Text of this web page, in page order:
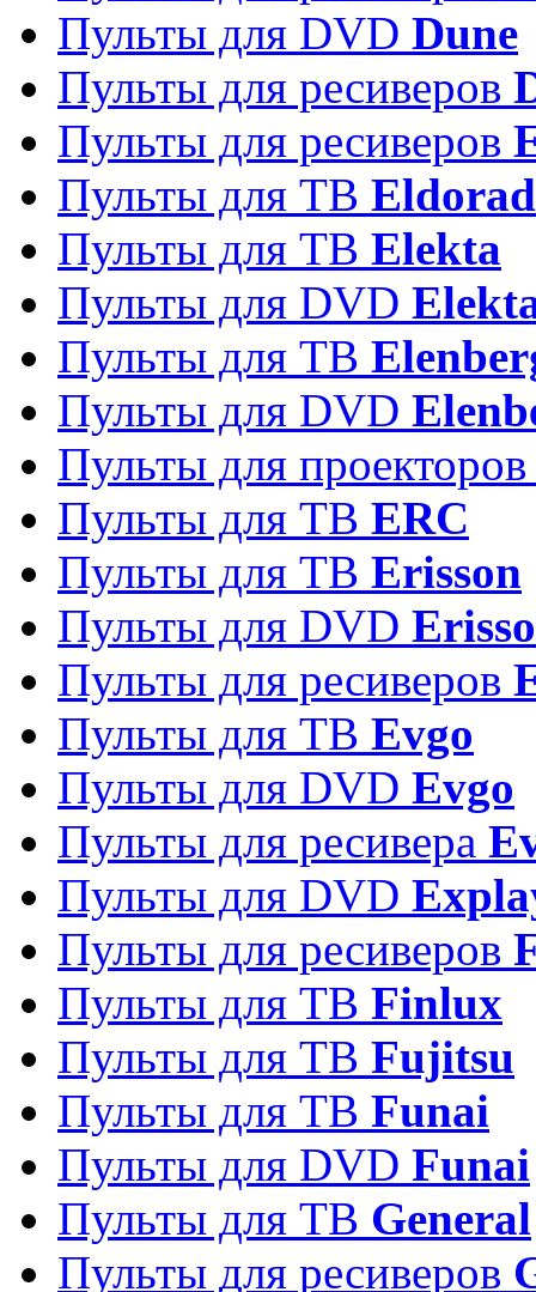
Пульты для DVD Dune
Пульты для ресиверов
Пульты для ресиверов
Пульты для ТВ
Пульты для ТВ Elekta
Пульты для DVD
Пульты для ТВ
Пульты для DVD
Пульты для
Пульты для ТВ ERC
Пульты для ТВ Erisson
Пульты для DVD
Пульты для ресиверов
Пульты для ТВ Evgo
Пульты для DVD Evgo
Пульты для ресивера
Пульты для DVD
Пульты для ресиверов
Пульты для ТВ Finlux
Пульты для ТВ Fujitsu
Пульты для ТВ Funai
Пульты для DVD Funai
Пульты для ТВ General
Пульты для ресиверов